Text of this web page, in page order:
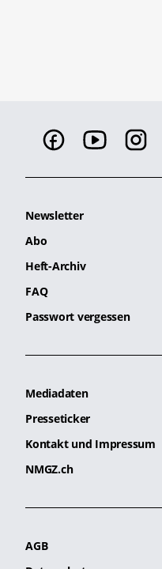
Newsletter
Abo
Heft-Archiv
FAQ
Passwort vergessen
Mediadaten
Presseticker
Kontakt und Impressum
NMGZ.ch
AGB